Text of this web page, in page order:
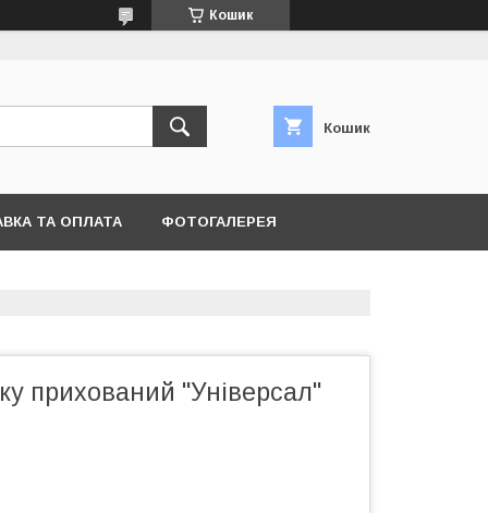
Кошик
Кошик
ТА ОПЛАТА ФОТОГАЛЕРЕЯ
прихований "Універсал"